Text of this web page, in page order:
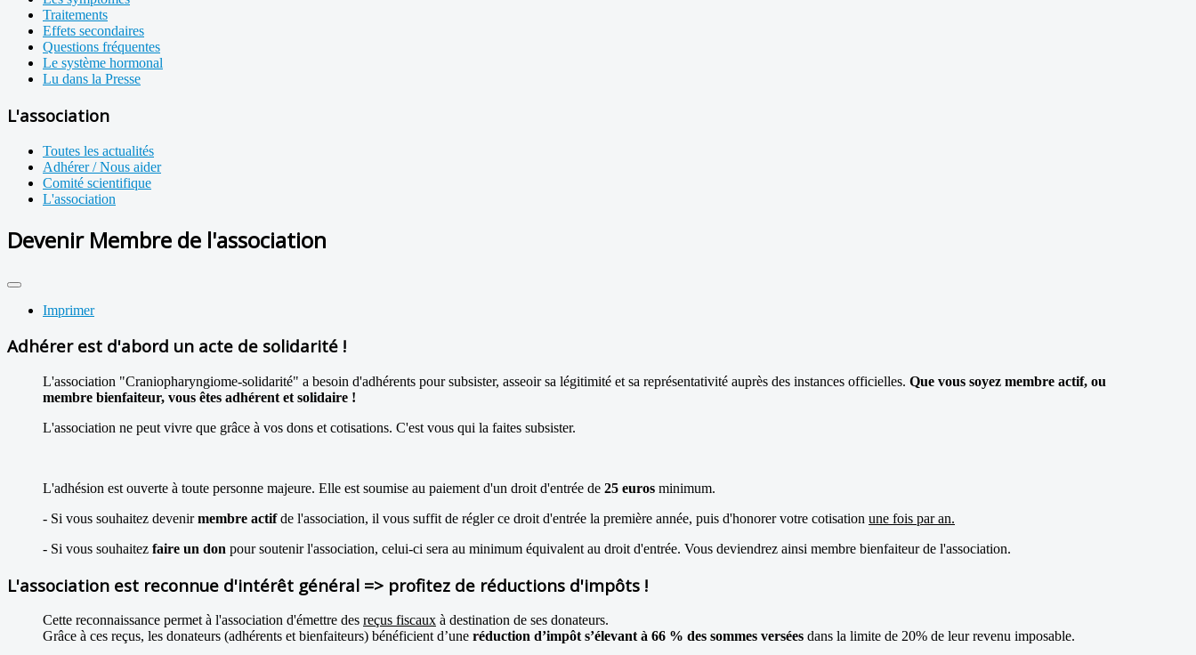
Traitements
Effets secondaires
Questions fréquentes
Le système hormonal
Lu dans la Presse
L'association
Toutes les actualités
Adhérer / Nous aider
Comité scientifique
L'association
Devenir Membre de l'association
Imprimer
Adhérer est d'abord un acte de solidarité !
L'association "Craniopharyngiome-solidarité" a besoin d'adhérents pour subsister, asseoir sa légitimité et sa représentativité auprès des instances officielles. Que vous soyez membre actif, ou
membre bienfaiteur, vous êtes adhérent et solidaire !
L'association ne peut vivre que grâce à vos dons et cotisations. C'est vous qui la faites subsister.
L'adhésion est ouverte à toute personne majeure. Elle est soumise au paiement d'un droit d'entrée de 25 euros minimum.
- Si vous souhaitez devenirmembre actifde l'association, il vous suffit de régler ce droit d'entrée la première année, puis d'honorer votre cotisation une fois par an.
- Si vous souhaitez faire un don pour soutenir l'association, celui-ci sera au minimum équivalent au droit d'entrée. Vous deviendrez ainsi membre bienfaiteur de l'association.
L'association est reconnue d'intérêt général => profitez de réductions d'impôts !
Cette reconnaissance permet à l'association d'émettre des reçus fiscaux à destination de ses donateurs.
Grâce à ces reçus, les donateurs (adhérents et bienfaiteurs) bénéficient d’une réduction d’impôt s’élevant à 66 % des sommes versées dans la limite de 20% de leur revenu imposable.